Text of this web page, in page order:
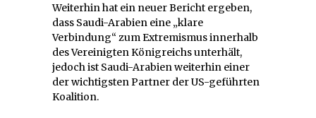
Weiterhin hat ein neuer Bericht ergeben,
dass Saudi-Arabien eine „klare
Verbindung“ zum Extremismus innerhalb
des Vereinigten Königreichs unterhält,
jedoch ist Saudi-Arabien weiterhin einer
der wichtigsten Partner der US-geführten
Koalition.